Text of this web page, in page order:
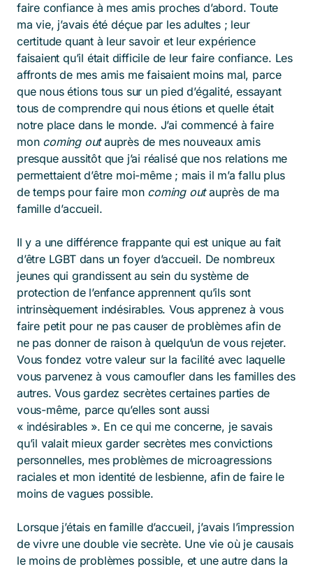
faire confiance à mes amis proches d’abord. Toute
ma vie, j’avais été déçue par les adultes ; leur
certitude quant à leur savoir et leur expérience
faisaient qu’il était difficile de leur faire confiance. Les
affronts de mes amis me faisaient moins mal, parce
que nous étions tous sur un pied d’égalité, essayant
tous de comprendre qui nous étions et quelle était
notre place dans le monde. J’ai commencé à faire
mon coming outauprès de mes nouveaux amis
presque aussitôt que j’ai réalisé que nos relations me
permettaient d’être moi-même ; mais il m’a fallu plus
de temps pour faire mon coming outauprès de ma
famille d’accueil.
Il y a une différence frappante qui est unique au fait
d’être LGBT dans un foyer d’accueil. De nombreux
jeunes qui grandissent au sein du système de
protection de l’enfance apprennent qu’ils sont
intrinsèquement indésirables. Vous apprenez à vous
faire petit pour ne pas causer de problèmes afin de
ne pas donner de raison à quelqu’un de vous rejeter.
Vous fondez votre valeur sur la facilité avec laquelle
vous parvenez à vous camoufler dans les familles des
autres. Vous gardez secrètes certaines parties de
vous-même, parce qu’elles sont aussi
« indésirables ». En ce qui me concerne, je savais
qu’il valait mieux garder secrètes mes convictions
personnelles, mes problèmes de microagressions
raciales et mon identité de lesbienne, afin de faire le
moins de vagues possible.
Lorsque j’étais en famille d’accueil, j’avais l’impression
de vivre une double vie secrète. Une vie où je causais
le moins de problèmes possible, et une autre dans la